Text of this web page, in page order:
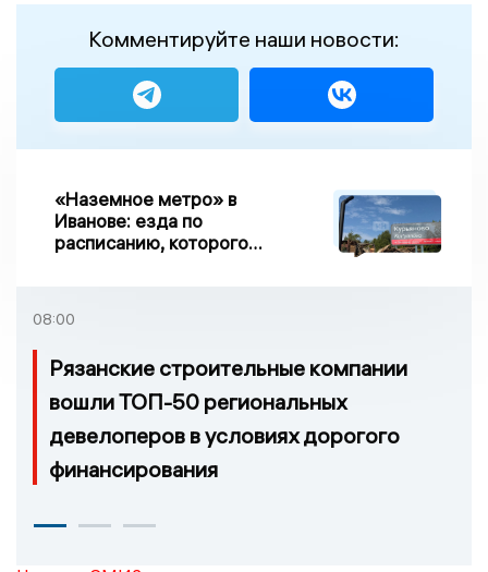
Комментируйте наши новости:
«Наземное метро» в
Иванове: езда по
расписанию, которого
08:00
Рязанские строительные компании
вошли ТОП-50 региональных
девелоперов в условиях дорогого
финансирования